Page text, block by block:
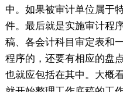
中。如果被审计单位属于
件。最后就是实施审计程
稿、各会计科目审定表和
程序的，还要有相应的盘
也就应包括在其中。大概